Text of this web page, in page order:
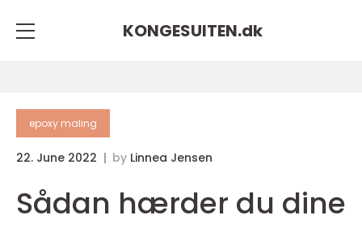
KONGESUITEN.dk
epoxy maling
22. June 2022 by Linnea Jensen
Sådan hærder du dine